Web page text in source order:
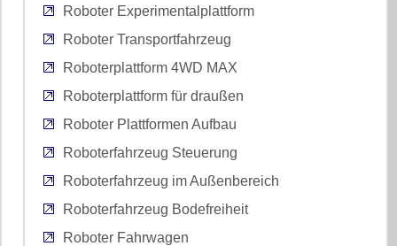
Roboter Experimentalplattform
Roboter Transportfahrzeug
Roboterplattform 4WD MAX
Roboterplattform für draußen
Roboter Plattformen Aufbau
Roboterfahrzeug Steuerung
Roboterfahrzeug im Außenbereich
Roboterfahrzeug Bodefreiheit
Roboter Fahrwagen